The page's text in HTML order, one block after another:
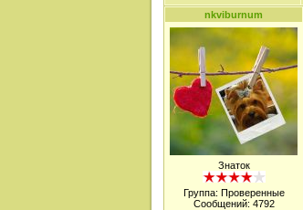
nkviburnum
Знаток
Группа: Проверенные
Сообщений: 4792